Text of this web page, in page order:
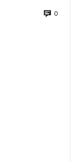
0